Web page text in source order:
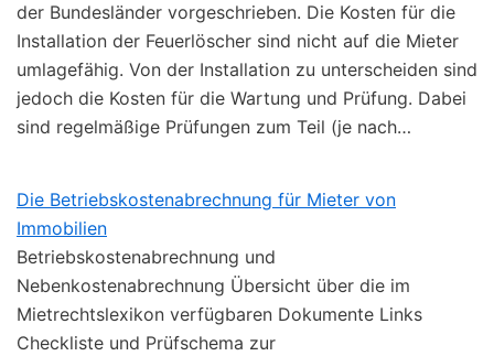
der Bundesländer vorgeschrieben. Die Kosten für die
Installation der Feuerlöscher sind nicht auf die Mieter
umlagefähig. Von der Installation zu unterscheiden sind
jedoch die Kosten für die Wartung und Prüfung. Dabei
sind regelmäßige Prüfungen zum Teil (je nach…
Die Betriebskostenabrechnung für Mieter von
Immobilien
Betriebskostenabrechnung und
Nebenkostenabrechnung Übersicht über die im
Mietrechtslexikon verfügbaren Dokumente Links
Checkliste und Prüfschema zur